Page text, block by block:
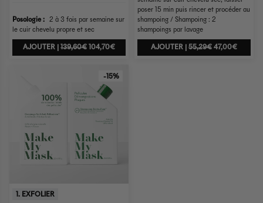
Posologie :
2 à 3 fois par semaine sur
le cuir chevelu propre et sec
AJOUTER | 139,60€ 104,70€
poser 15 min puis rincer et procéder au
shampoing / Shampoing : 2
shampoings par lavage
AJOUTER | 55,29€ 47,00€
-15%
1. EXFOLIER